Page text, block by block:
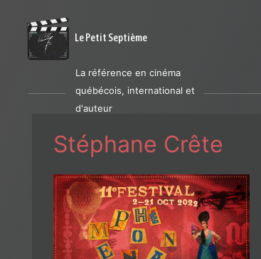
Le Petit Septième
La référence en cinéma
québécois, international et
d'auteur
Stéphane Crête